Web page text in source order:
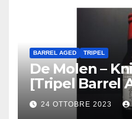
BARREL AGED TRIPEL
De Molen –
[Tripel Barrel
24 OTTOBRE 2023